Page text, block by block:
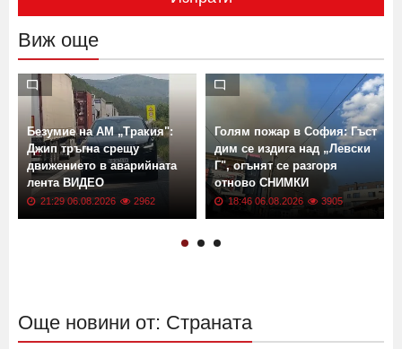
Виж още
Безумие на АМ „Тракия":
Джип тръгна срещу
движението в аварийната
лента ВИДЕО
21:29 06.08.2026 2962
Голям пожар в София: Гъст
дим се издига над „Левски
Г", огънят се разгоря
отново СНИМКИ
18:46 06.08.2026 3905
Още новини от: Страната